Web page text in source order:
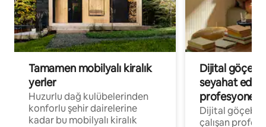
Tamamen mobilyalı kiralık
yerler
Huzurlu dağ kulübelerinden
konforlu şehir dairelerine
kadar bu mobilyalı kiralık
Dijital
seyahat eden
Dijital
çalışan